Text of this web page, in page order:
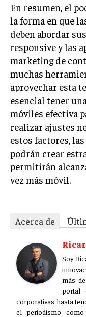
En resumen, el
la forma en que
deben abordar
responsive y las
marketing de
muchas
aprovechar esta
esencial tener
móviles efectiva
realizar ajustes
estos factores,
podrán crear
permitirán
vez más móvil.
Acerca de
Soy
más
portal
corporativas hasta
el periodismo